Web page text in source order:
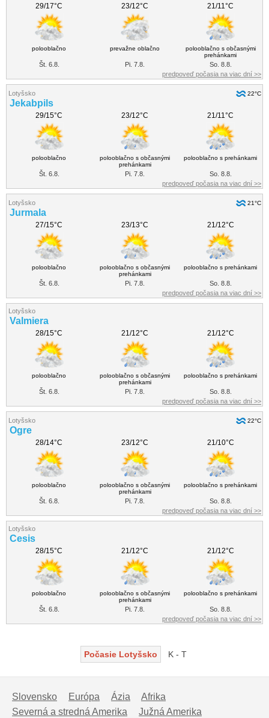
29/17°C 23/12°C 21/11°C
polooblačno prevažne oblačno
polooblačno s občasnými
prehánkami
Št. 6.8. Pi. 7.8.
So. 8.8.
predpoveď počasia na viac dní >>
Lotyšsko 22°C
Jekabpils
29/15°C 23/12°C 21/11°C
polooblačno
polooblačno s občasnými
prehánkami
polooblačno s prehánkami
Št. 6.8. Pi. 7.8.
So. 8.8.
predpoveď počasia na viac dní >>
Lotyšsko 21°C
Jurmala
27/15°C 23/13°C 21/12°C
polooblačno
polooblačno s občasnými
prehánkami
polooblačno s prehánkami
Št. 6.8. Pi. 7.8.
So. 8.8.
predpoveď počasia na viac dní >>
Lotyšsko
Valmiera
28/15°C 21/12°C 21/12°C
polooblačno
polooblačno s občasnými
prehánkami
polooblačno s prehánkami
Št. 6.8. Pi. 7.8.
So. 8.8.
predpoveď počasia na viac dní >>
Lotyšsko 22°C
Ogre
28/14°C 23/12°C 21/10°C
polooblačno
polooblačno s občasnými
prehánkami
polooblačno s prehánkami
Št. 6.8. Pi. 7.8.
So. 8.8.
predpoveď počasia na viac dní >>
Lotyšsko
Cesis
28/15°C 21/12°C 21/12°C
polooblačno
polooblačno s občasnými
prehánkami
polooblačno s prehánkami
Št. 6.8. Pi. 7.8.
So. 8.8.
predpoveď počasia na viac dní >>
Počasie Lotyšsko K - T
Slovensko Európa Ázia
Afrika
Severná a stredná Amerika
Južná Amerika